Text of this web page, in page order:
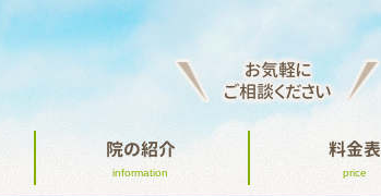
お気軽に
ご相談ください
院の紹介
information
料金表
price